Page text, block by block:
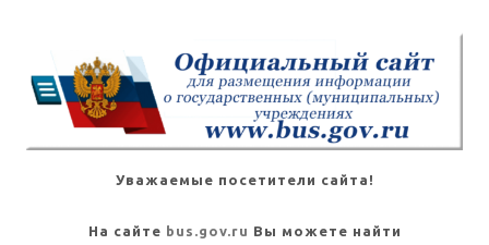
Уважаемые посетители сайта!
На сайте bus.gov.ru Вы можете найти